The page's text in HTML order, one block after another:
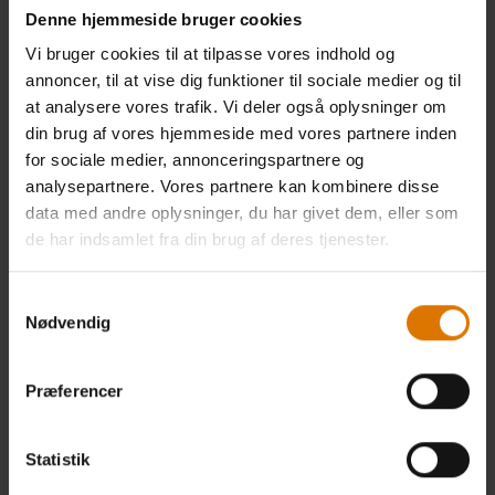
Denne hjemmeside bruger cookies
Vi bruger cookies til at tilpasse vores indhold og
annoncer, til at vise dig funktioner til sociale medier og til
at analysere vores trafik. Vi deler også oplysninger om
din brug af vores hjemmeside med vores partnere inden
for sociale medier, annonceringspartnere og
analysepartnere. Vores partnere kan kombinere disse
data med andre oplysninger, du har givet dem, eller som
de har indsamlet fra din brug af deres tjenester.
Nødvendig
Præferencer
Statistik
Color Options Color Options
Grillrist
Passer til Weber Q 240/2400
(13)